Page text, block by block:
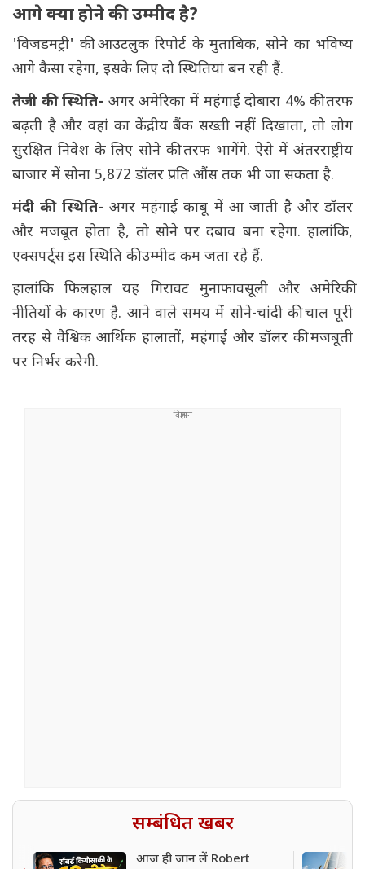
आगे क्या होने की उम्मीद है?
'विजडमट्री' की आउटलुक रिपोर्ट के मुताबिक, सोने का भविष्य
आगे कैसा रहेगा, इसके लिए दो स्थितियां बन रही हैं.
तेजी की स्थिति- अगर अमेरिका में महंगाई दोबारा 4% की तरफ
बढ़ती है और वहां का केंद्रीय बैंक सख्ती नहीं दिखाता, तो लोग
सुरक्षित निवेश के लिए सोने की तरफ भागेंगे. ऐसे में अंतरराष्ट्रीय
बाजार में सोना 5,872 डॉलर प्रति औंस तक भी जा सकता है.
मंदी की स्थिति-अगर महंगाई काबू में आ जाती है और डॉलर
और मजबूत होता है, तो सोने पर दबाव बना रहेगा. हालांकि,
एक्सपर्ट्स इस स्थिति की उम्मीद कम जता रहे हैं.
हालांकि फिलहाल यह गिरावट मुनाफावसूली और अमेरिकी
नीतियों के कारण है. आने वाले समय में सोने-चांदी की चाल पूरी
तरह से वैश्विक आर्थिक हालातों, महंगाई और डॉलर की मजबूती
पर निर्भर करेगी.
सम्बंधित खबर
आज ही जान लें Robert